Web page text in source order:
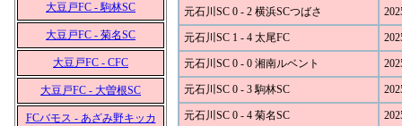
大豆戸FC - 駒林SC
大豆戸FC - 菊名SC
大豆戸FC - CFC
大豆戸FC - 大曽根SC
FCバモス - あざみ野キッカ
元石川SC 0 - 2 横浜SCつばさ
元石川SC 1 - 4 太尾FC
元石川SC 0 - 0 湘南ルベント
元石川SC 0 - 3 駒林SC
元石川SC 0 - 4 菊名SC